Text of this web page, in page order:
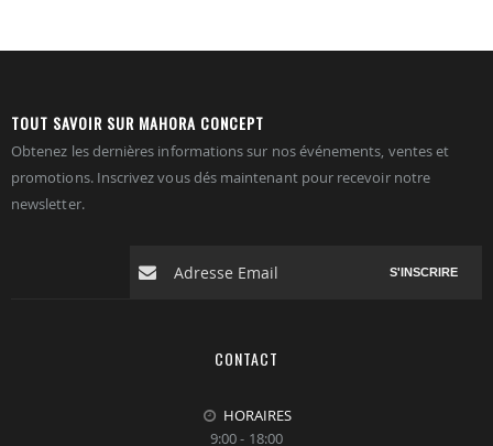
TOUT SAVOIR SUR MAHORA CONCEPT
Obtenez les dernières informations sur nos événements, ventes et
promotions. Inscrivez vous dés maintenant pour recevoir notre
newsletter.
S'INSCRIRE
CONTACT
HORAIRES
9:00 - 18:00